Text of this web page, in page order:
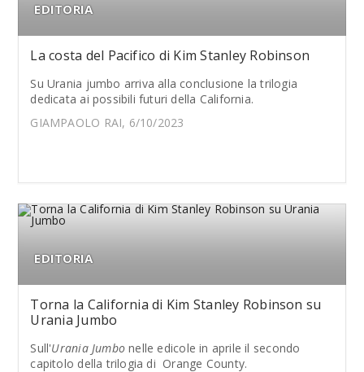
EDITORIA
La costa del Pacifico di Kim Stanley Robinson
Su Urania jumbo arriva alla conclusione la trilogia
dedicata ai possibili futuri della California.
GIAMPAOLO RAI, 6/10/2023
EDITORIA
Torna la California di Kim Stanley Robinson su
Urania Jumbo
Sull'Urania Jumbo nelle edicole in aprile il secondo
capitolo della trilogia di Orange County.